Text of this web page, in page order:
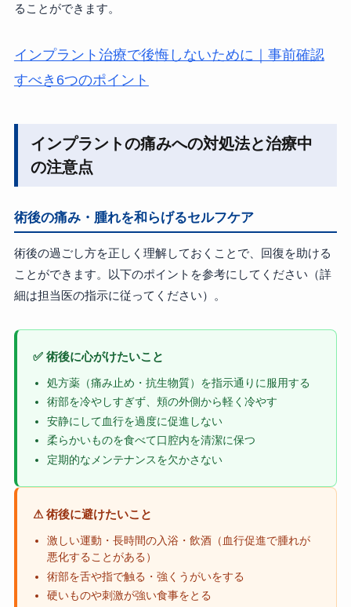
ることができます。
インプラント治療で後悔しないために｜事前確認
すべき6つのポイント
インプラントの痛みへの対処法と治療中
の注意点
術後の痛み・腫れを和らげるセルフケア
術後の過ごし方を正しく理解しておくことで、回復を助ける
ことができます。以下のポイントを参考にしてください（詳
細は担当医の指示に従ってください）。
✅ 術後に心がけたいこと
処方薬（痛み止め・抗生物質）を指示通りに服用する
術部を冷やしすぎず、頬の外側から軽く冷やす
安静にして血行を過度に促進しない
柔らかいものを食べて口腔内を清潔に保つ
定期的なメンテナンスを欠かさない
⚠ 術後に避けたいこと
激しい運動・長時間の入浴・飲酒（血行促進で腫れが
悪化することがある）
術部を舌や指で触る・強くうがいをする
硬いものや刺激が強い食事をとる